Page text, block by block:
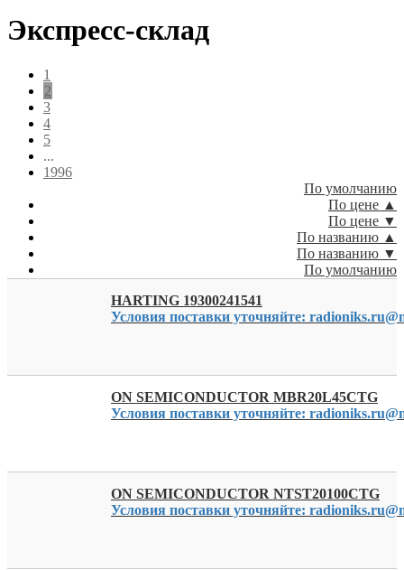
Экспресс-склад
1
2
3
4
5
...
1996
По умолчанию
По цене ▲
По цене ▼
По названию ▲
По названию ▼
По умолчанию
HARTING 19300241541
Условия поставки уточняйте:
ON SEMICONDUCTOR MBR20L45CTG
Условия поставки уточняйте:
ON SEMICONDUCTOR NTST20100CTG
Условия поставки уточняйте: